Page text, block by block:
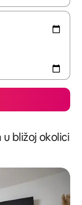
u bližoj okolici
gosti”